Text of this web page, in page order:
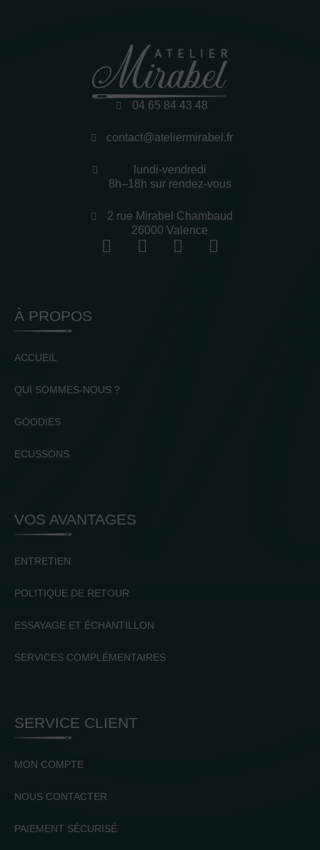
04 65 84 43 48
contact@ateliermirabel.fr
lundi-vendredi
8h–18h sur rendez-vous
2 rue Mirabel Chambaud
26000 Valence
À PROPOS
ACCUEIL
QUI SOMMES-NOUS ?
GOODIES
ECUSSONS
VOS AVANTAGES
ENTRETIEN
POLITIQUE DE RETOUR
ESSAYAGE ET ÉCHANTILLON
SERVICES COMPLÉMENTAIRES
SERVICE CLIENT
MON COMPTE
NOUS CONTACTER
PAIEMENT SÉCURISÉ